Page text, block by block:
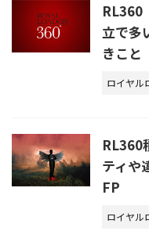
RL360
立で多
きこと
ロイヤル
RL360
ティや
FP
ロイヤル